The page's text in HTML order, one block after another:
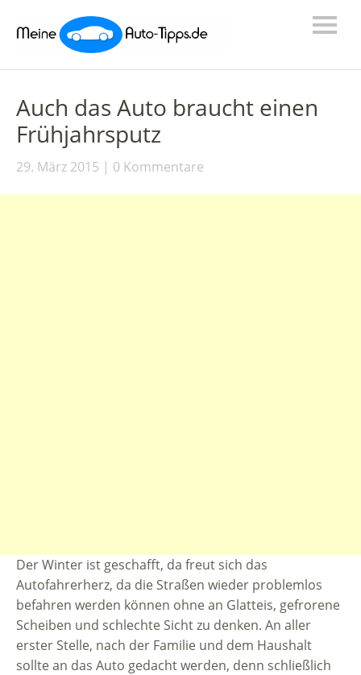
Auch das Auto braucht einen
Frühjahrsputz
29. März 2015 0 Kommentare
Der Winter ist geschafft, da freut sich das
Autofahrerherz, da die Straßen wieder problemlos
befahren werden können ohne an Glatteis, gefrorene
Scheiben und schlechte Sicht zu denken. An aller
erster Stelle, nach der Familie und dem Haushalt
sollte an das Auto gedacht werden, denn schließlich